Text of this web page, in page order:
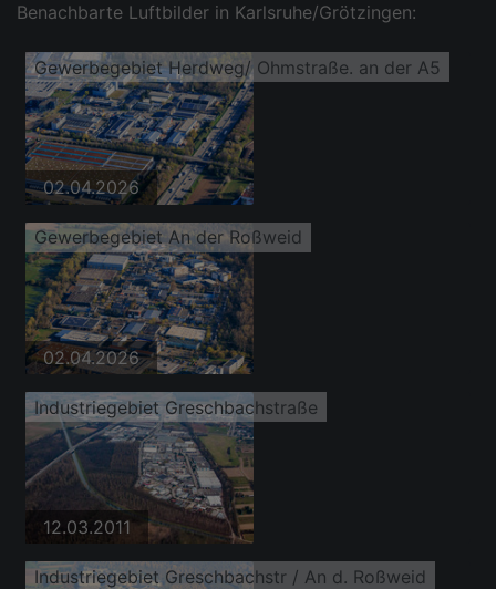
Benachbarte Luftbilder in Karlsruhe/Grötzingen:
Gewerbegebiet Herdweg/ Ohmstraße. an der A5
02.04.2026
Gewerbegebiet An der Roßweid
02.04.2026
Industriegebiet Greschbachstraße
12.03.2011
Industriegebiet Greschbachstr / An d. Roßweid